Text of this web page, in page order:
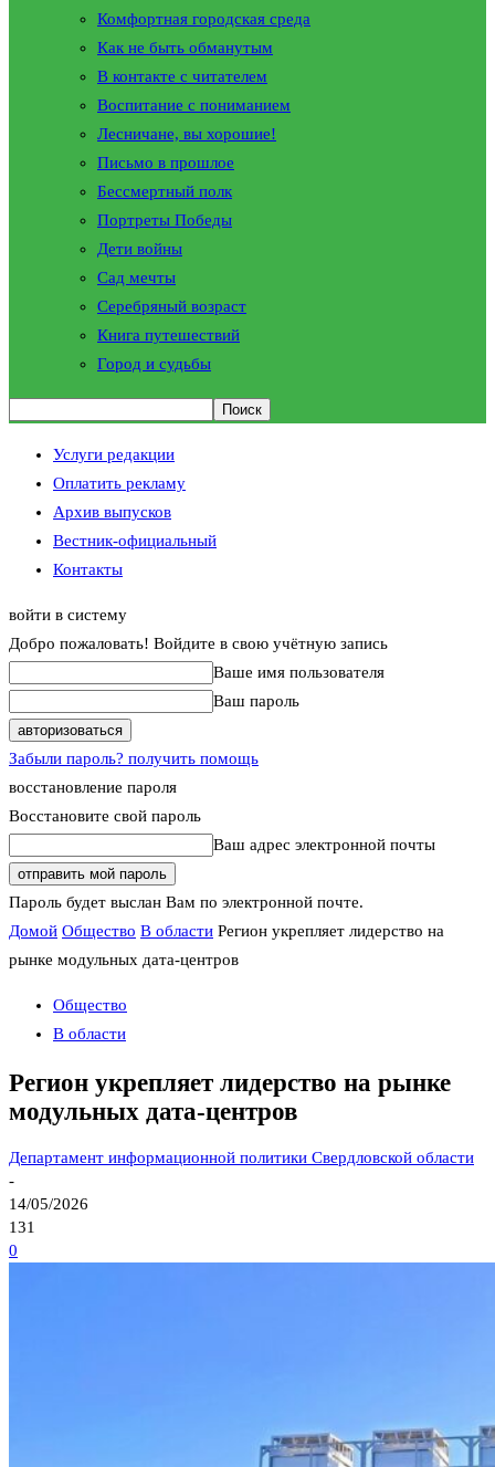
Комфортная городская среда
Как не быть обманутым
В контакте с читателем
Воспитание с пониманием
Лесничане, вы хорошие!
Письмо в прошлое
Бессмертный полк
Портреты Победы
Дети войны
Сад мечты
Серебряный возраст
Книга путешествий
Город и судьбы
Услуги редакции
Оплатить рекламу
Архив выпусков
Вестник-официальный
Контакты
войти в систему
Добро пожаловать! Войдите в свою учётную запись
Ваше имя пользователя
Ваш пароль
Забыли пароль? получить помощь
восстановление пароля
Восстановите свой пароль
Ваш адрес электронной почты
Пароль будет выслан Вам по электронной почте.
Домой Общество В области Регион укрепляет лидерство на
рынке модульных дата-центров
Общество
В области
Регион укрепляет лидерство на рынке
модульных дата-центров
Департамент информационной политики Свердловской области
-
14/05/2026
131
0